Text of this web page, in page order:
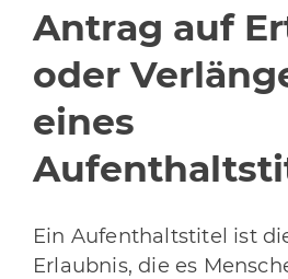
Antrag auf
oder
eines
Ein Aufenthaltstitel ist
Erlaubnis, die es